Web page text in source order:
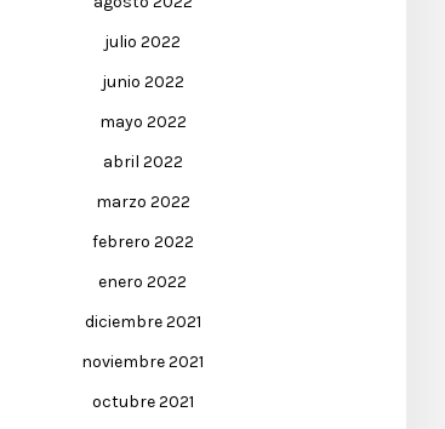
julio 2022
junio 2022
mayo 2022
abril 2022
marzo 2022
febrero 2022
enero 2022
diciembre 2021
noviembre 2021
octubre 2021